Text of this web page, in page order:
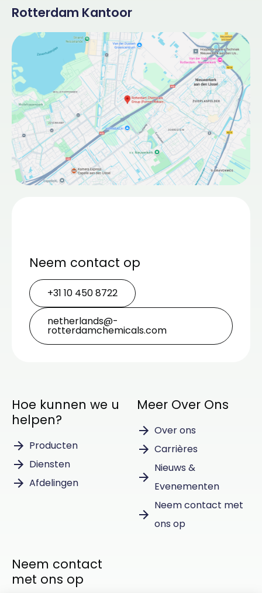
Rotterdam Kantoor
Neem contact op
+31 10 450 8722
netherlands@­
rotterdamchemicals.com
Hoe kunnen we u
helpen?
Producten
Diensten
Afdelingen
Meer Over Ons
Over ons
Carrières
Nieuws &
Evenementen
Neem contact met
ons op
Neem contact
met ons op